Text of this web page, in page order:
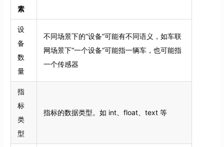
素
设
备
数
量
不同场景下的“设备”可能有不同语义，如车联
网场景下“一个设备”可能指一辆车，也可能指
一个传感器
指
标
类
型
指标的数据类型。如 int、float、text 等